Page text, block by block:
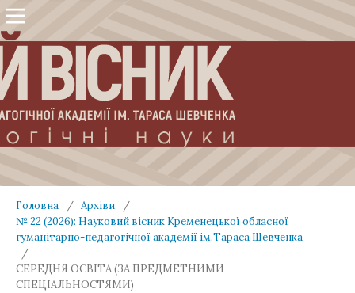
Головна / Архіви
/
№ 22 (2026): Науковий вісник Кременецької обласної
гуманітарно-педагогічної академії ім.Тараса Шевченка
/
СЕРЕДНЯ ОСВІТА (ЗА ПРЕДМЕТНИМИ
СПЕЦІАЛЬНОСТЯМИ)